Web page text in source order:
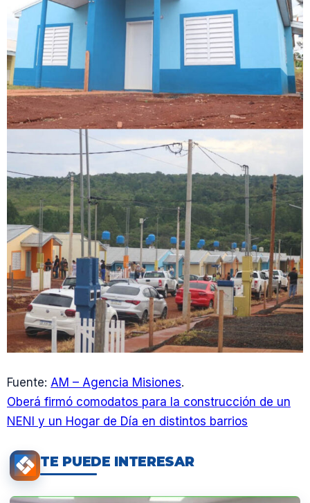
Fuente: AM – Agencia Misiones.
Oberá firmó comodatos para la construcción de un
NENI y un Hogar de Día en distintos barrios
TE PUEDE INTERESAR